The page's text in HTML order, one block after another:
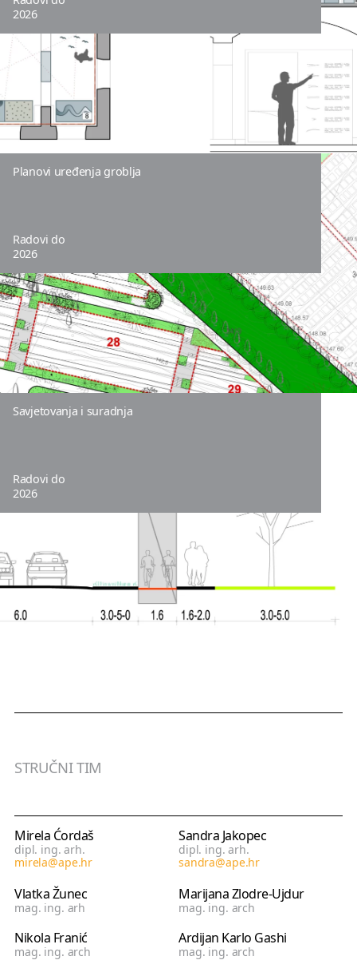
2026
Planovi uređenja groblja
Radovi do
2026
Savjetovanja i suradnja
Radovi do
2026
STRUČNI TIM
Mirela Ćordaš
dipl. ing. arh.
mirela@ape.hr
Sandra Jakopec
dipl. ing. arh.
sandra@ape.hr
Vlatka Žunec
mag. ing. arh
Marijana Zlodre-Ujdur
mag. ing. arch
Nikola Franić
mag. ing. arch
Ardijan Karlo Gashi
mag. ing. arch